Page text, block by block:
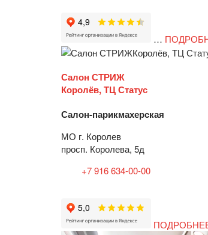
…
Салон СТРИЖ
Королёв, ТЦ Статус
Салон-парикмахерская
МО г. Королев
просп. Королева, 5д
+7 916 634-00-00